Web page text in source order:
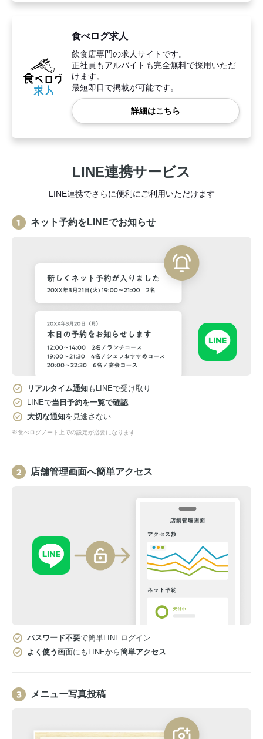
食べログ求人
飲食店専門の求人サイトです。
正社員もアルバイトも完全無料で採用いただ
けます。
最短即日で掲載が可能です。
詳細はこちら
LINE連携サービス
LINE連携でさらに便利にご利用いただけます
ネット予約をLINEでお知らせ
リアルタイム通知もLINEで受け取り
LINEで当日予約を一覧で確認
大切な通知を見逃さない
※食べログノート上での設定が必要になります
店舗管理画面へ簡単アクセス
パスワード不要で簡単LINEログイン
よく使う画面にもLINEから簡単アクセス
メニュー写真投稿